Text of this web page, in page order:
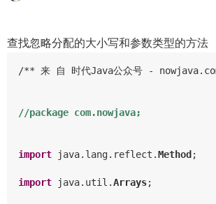
查找忽略分配的大小写和参数类型的方法
/** 来 自 时代Java公众号 -
//package com.nowjava;
import java.lang.reflect.Method;
import java.util.Arrays;